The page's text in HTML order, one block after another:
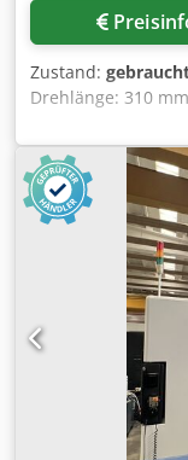
Zustand:
Drehlänge: 310
mm
Spitzenweite: 500
z3: 370 mm y-
Steuerung:
mm
Anzahl Stationen:
Eilgang X + Z -
Einschaltstunden:
h Schnittstelle: ja
Abmessungen
mit passenden
zusätzlich 2 Sätze
alle mit